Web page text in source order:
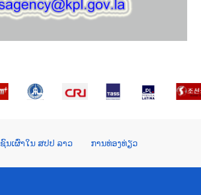
ຊົນເຜົ່າໃນ ສປປ ລາວ ການທ່ອງທ່ຽວ